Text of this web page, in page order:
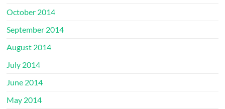
October 2014
September 2014
August 2014
July 2014
June 2014
May 2014